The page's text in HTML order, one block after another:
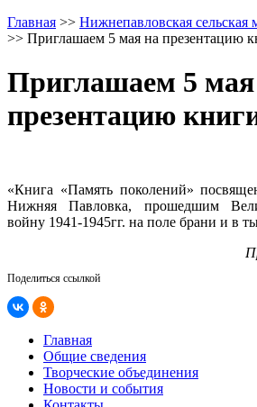
Главная >> Нижнепавловская сельская
>> Приглашаем 5 мая на презентацию
Приглашаем 5
презентацию
«Книга «Память поколений»
Нижняя Павловка, прошедшим
войну 1941-1945гг. на поле брани и в
Поделиться ссылкой
Главная
Общие сведения
Творческие объединения
Новости и события